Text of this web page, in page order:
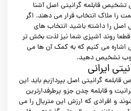
تشخیص قابلمه گرانیتی اصل آشنا
را ملاک انتخاب قرار می دهند. اگر
اصل را داشته باشید انتخاب های
روند آشپزی شما نیز لذت بخش تر
اشاره می کنیم که به کمک آن ها می
تشخیص دهید.
ایرانی
گرانیتی اصل بپردازیم باید این
و قابلمه چدن جزو پرطرفدارترین
و افرادی که ارزش این متریال را می